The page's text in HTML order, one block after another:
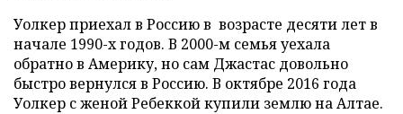
Уолкер приехал в Россию в возрасте десяти лет в
начале 1990-х годов. В 2000-м семья уехала
обратно в Америку, но сам Джастас довольно
быстро вернулся в Россию. В октябре 2016 года
Уолкер с женой Ребеккой купили землю на Алтае.